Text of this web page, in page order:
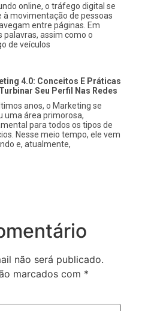
online, o tráfego digital se
à movimentação de pessoas
entre páginas. Em
palavras, assim como o
de veículos
4.0: Conceitos E Práticas
Seu Perfil Nas Redes
anos, o Marketing se
uma área primorosa,
para todos os tipos de
Nesse meio tempo, ele vem
e, atualmente,
não será publicado.
marcados com *